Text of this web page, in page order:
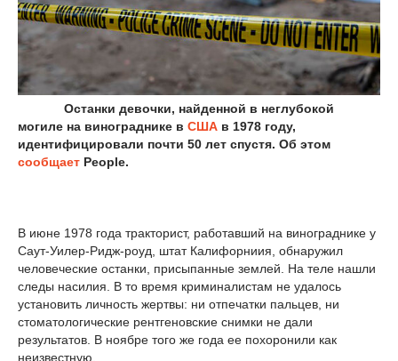
Останки девочки, найденной в неглубокой
могиле на винограднике в США в 1978 году,
идентифицировали почти 50 лет спустя. Об этом
сообщает People.
В июне 1978 года тракторист, работавший на винограднике у
Саут-Уилер-Ридж-роуд, штат Калифорниия, обнаружил
человеческие останки, присыпанные землей. На теле нашли
следы насилия. В то время криминалистам не удалось
установить личность жертвы: ни отпечатки пальцев, ни
стоматологические рентгеновские снимки не дали
результатов. В ноябре того же года ее похоронили как
неизвестную.